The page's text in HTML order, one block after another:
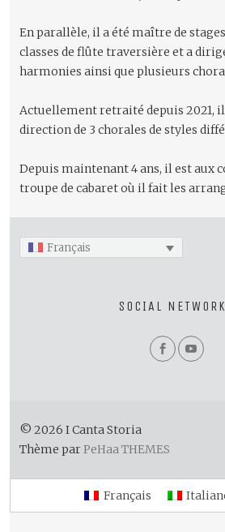
En parallèle, il a été maître de
classes de flûte traversière et a
harmonies ainsi que plusieurs
Actuellement retraité depuis 2021, il
direction de 3 chorales de styles
Depuis maintenant 4 ans, il est aux
troupe de cabaret où il fait les
Français
SOCIAL
© 2026 I Canta Storia
Thème parPeHaa THEMES
Français